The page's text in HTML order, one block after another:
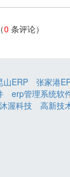
（0 条评论）
山ERP 张家港
erp管理系统软
沐渥科技 高新技